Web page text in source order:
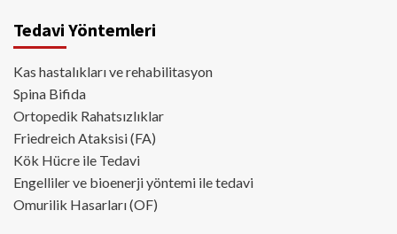
Tedavi Yöntemleri
Kas hastalıkları ve rehabilitasyon
Spina Bifida
Ortopedik Rahatsızlıklar
Friedreich Ataksisi (FA)
Kök Hücre ile Tedavi
Engelliler ve bioenerji yöntemi ile tedavi
Omurilik Hasarları (OF)